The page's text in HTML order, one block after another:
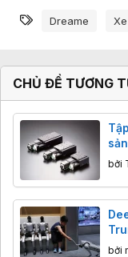
Từ khóa
Dreame
CHỦ ĐỀ TƯƠNG
AI
bởi
bởi